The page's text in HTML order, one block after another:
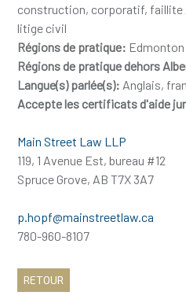
construction, corporatif, faillite
litige civil
Régions de pratique:
Régions de pratique dehors
Langue(s) parlée(s): Anglais,
Accepte les certificats d'aide
Main Street Law LLP
119, 1 Avenue Est, bureau #12
Spruce Grove, AB T7X 3A7
p.hopf@mainstreetlaw.ca
780-960-8107
RETOUR